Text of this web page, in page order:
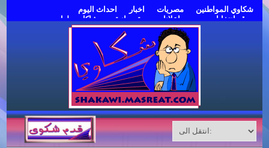
شكاوي المواطنين مصريات اخبار
احداث اليوم
موقع انتخابات مصر
اعلانات مبوبة مجانية
مشاكل وحلول